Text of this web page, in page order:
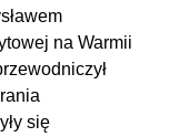
na Warmii
się